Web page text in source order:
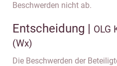
Beschwerden nicht ab.
Entscheidung | OLG
(Wx)
Die Beschwerden der